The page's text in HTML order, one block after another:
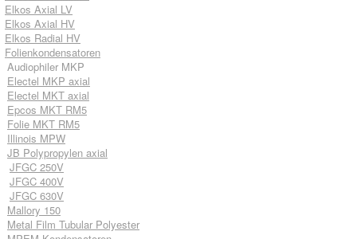
Elkos Axial LV
Elkos Axial HV
Elkos Radial HV
Folienkondensatoren
Audiophiler MKP
Electel MKP axial
Electel MKT axial
Epcos MKT RM5
Folie MKT RM5
Illinois MPW
JB Polypropylen axial
JFGC 250V
JFGC 400V
JFGC 630V
Mallory 150
Metal Film Tubular Polyester